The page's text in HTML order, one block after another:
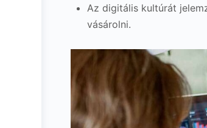
Az digitális kultúrát
vásárolni.